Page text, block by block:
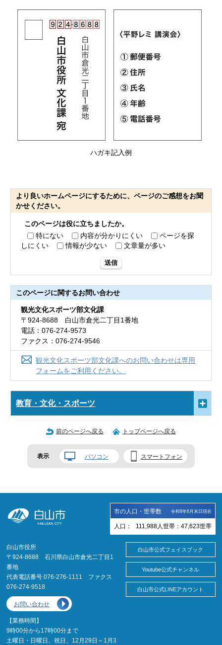
ハガキ記入例
より良いホームページにするために、ページのご感想をお聞
かせください。
このページは役に立ちましたか。
特にない
内容が分かりにくい
ページを探
しにくい
情報が少ない 文章量が多い
送信
このページに関するお問い合わせ
観光文化スポーツ部文化課
〒924-8688 白山市倉光二丁目1番地
電話：076-274-9573
ファクス：076-274-9546
観光文化スポーツ部文化課へのお問い合わせは専用
フォームをご利用ください。
教育・文化・スポーツ
前のページへ戻る トップページへ戻る
表示 パソコン スマートフォン
市の人口・世帯数 令和8年6月末日現在
人口： 111,988 人 世帯： 47,623世帯
白山市役所
〒924-8688 石川県白山市倉光二丁目1
番地
代表電話番号 076-276-1111 ファクス
076-274-9518
お問い合わせ
【業務時間】
9時00分から17時00分まで
土曜日・日曜日、祝日、12月29日～1月3
白山市公式フェイスブック
Youtube公式チャンネル
白山市公式LINEアカウント